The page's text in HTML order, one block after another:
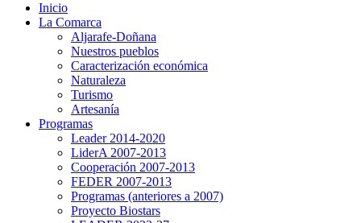
Inicio
La Comarca
Aljarafe-Doñana
Nuestros pueblos
Caracterización económica
Naturaleza
Turismo
Artesanía
Programas
Leader 2014-2020
LiderA 2007-2013
Cooperación 2007-2013
FEDER 2007-2013
Programas (anteriores a 2007)
Proyecto Biostars